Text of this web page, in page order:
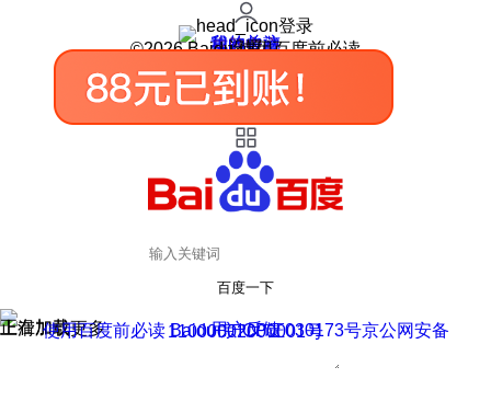
登录
我的关注
我的收藏
皮肤中心
用户反馈
设置
©2026 Baidu 使用百度前必读
百度一下
正在加载
上滑加载更多 用户反馈
使用百度前必读 Baidu 京ICP证030173号
京公网安备11000002000001号